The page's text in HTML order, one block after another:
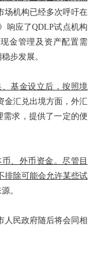
场机构已经多次呼吁在
响应了QDLP试点机构
金管理及资产配置需
步发展。
基金设立后，按照境
金汇兑出境方面，外汇
需求，提供了一定的便
、外币资金。尽管目
排除可能会允许某些试
。
人民政府随后将会同相